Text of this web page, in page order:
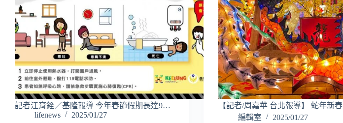
記者江育銓／基隆報導 今年春節假期長達9…
lifenews
2025/01/27
【記者/周嘉華 台北報導】 蛇年新
編輯室
2025/01/27